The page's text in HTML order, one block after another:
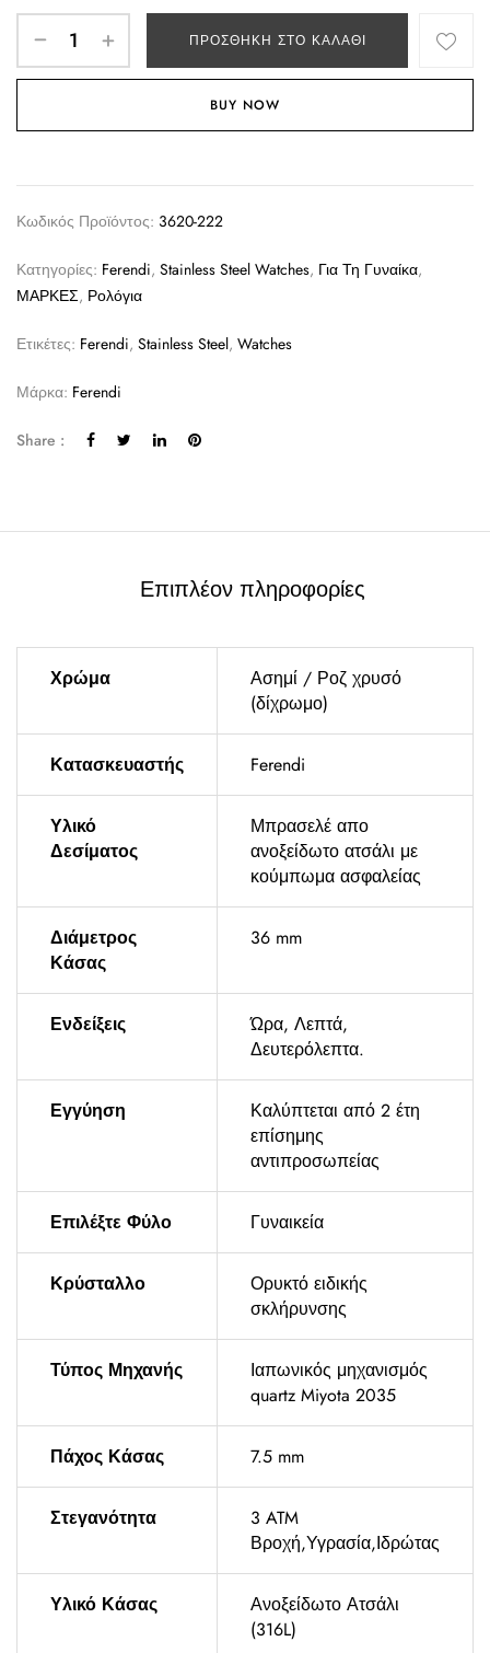
ΠΡΟΣΘΉΚΗ ΣΤΟ ΚΑΛΆΘΙ
BUY NOW
Κωδικός Προϊόντος: 3620-222
Κατηγορίες: Ferendi, Stainless Steel Watches, Για Τη Γυναίκα,
ΜΑΡΚΕΣ, Ρολόγια
Ετικέτες: Ferendi, Stainless Steel, Watches
Μάρκα: Ferendi
Share :
Επιπλέον πληροφορίες
Χρώμα
Ασημί / Ροζ χρυσό
(δίχρωμο)
Κατασκευαστής Ferendi
Υλικό
Δεσίματος
Μπρασελέ απο
ανοξείδωτο ατσάλι με
κούμπωμα ασφαλείας
Διάμετρος
Κάσας
36 mm
Ενδείξεις
Ώρα, Λεπτά,
Δευτερόλεπτα.
Εγγύηση
Καλύπτεται από 2 έτη
επίσημης
αντιπροσωπείας
Επιλέξτε Φύλο Γυναικεία
Κρύσταλλο
Ορυκτό ειδικής
σκλήρυνσης
Τύπος Μηχανής
Ιαπωνικός μηχανισμός
quartz Miyota 2035
Πάχος Κάσας 7.5 mm
Στεγανότητα
3 ATM
Βροχή,Υγρασία,Ιδρώτας
Υλικό Κάσας
Ανοξείδωτο Ατσάλι
(316L)